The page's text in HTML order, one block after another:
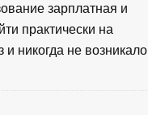
зарплатная и
практически на
никогда не возникало